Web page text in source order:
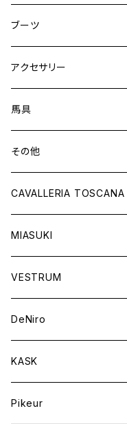
アウター
シャツ
ニーグリップ
ウェア
アウター
シャツ
ブーツ
ロングブーツ（既製品）
オーダーロングブーツ
ショートブーツ
チャップス
アクセサリー
ベルト
グローブ
ソックス
キャップ
アスコットタイ
バッグ
ネクタイ
スカーフ
馬具
サドルパッド
イヤーネット
バンデージ
ラグ
その他
CAVALLERIA TOSCANA
レディス
競技用ジャケット
キュロット
メンズ
競技用ジャケット
キュロット
MIASUKI
VESTRUM
DeNiro
KASK
Pikeur